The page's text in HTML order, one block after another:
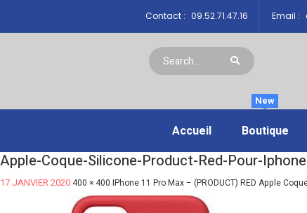
Contact : 09.52.71.47.16 Email :
Accueil Boutique
New
Apple-Coque-Silicone-Product-Red-Pour-
17 JANVIER 2020 400 × 400 IPhone 11 Pro Max – (PRODUCT) RED Apple